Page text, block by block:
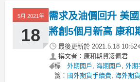
5月 2021年
18
需求及油價回升 美
將創5個月新高 康和
最後更新於 2021.5.18 10:52
撰文者：康和期貨凌佩君
標
籤：
外期開戶 ,海期開戶 ,外期
國外期貨手續費,海外期